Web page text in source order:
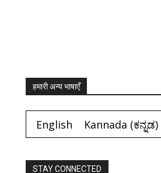
हमारी अन्य भाषाएँ
English Kannada (ಕನ್ನಡ)
STAY CONNECTED